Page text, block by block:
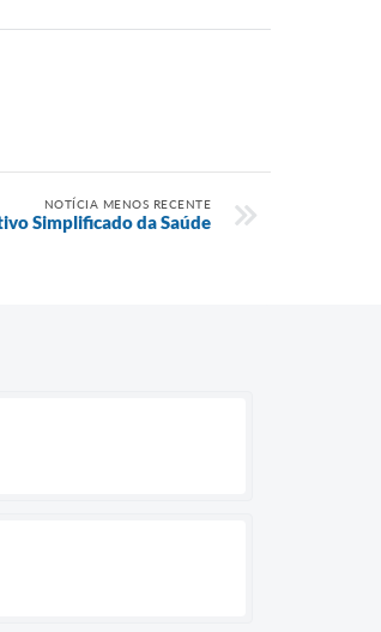
NOTÍCIA MENOS RECENTE
Simplificado da Saúde